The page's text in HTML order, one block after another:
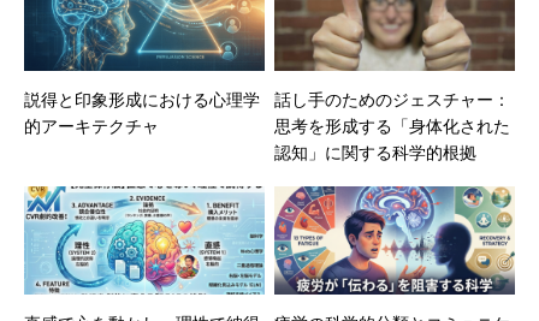
説得と印象形成における心理学
的アーキテクチャ
話し手のためのジェスチャー：
思考を形成する「身体化された
認知」に関する科学的根拠